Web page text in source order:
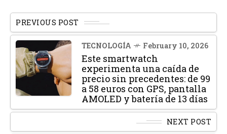
PREVIOUS POST
TECNOLOGÍA February 10, 2026
Este smartwatch
experimenta una caída de
precio sin precedentes: de 99
a 58 euros con GPS, pantalla
AMOLED y batería de 13 días
NEXT POST